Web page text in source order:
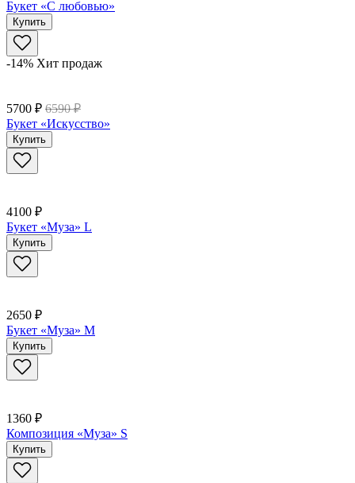
Букет «С любовью»
Купить
-14% Хит продаж
5700 ₽ 6590 ₽
Букет «Искусство»
Купить
4100 ₽
Букет «Муза» L
Купить
2650 ₽
Букет «Муза» M
Купить
1360 ₽
Композиция «Муза» S
Купить